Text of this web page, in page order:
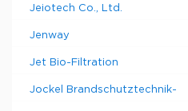
Jeiotech Co., Ltd.
Jenway
Jet Bio-Filtration
Jockel Brandschutztechnik-